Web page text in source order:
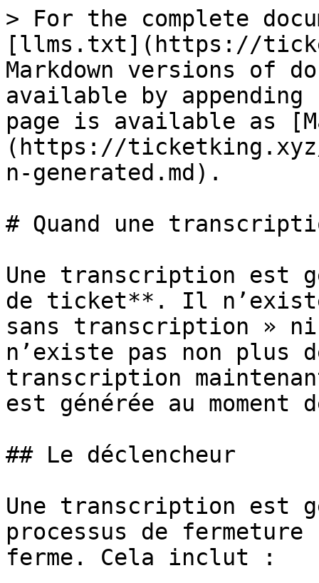
> For the complete
[llms.txt](https://
Markdown versions of
available by
page is available as
(https://
n-generated.md).
# Quand une
Une transcription est
de ticket**. Il
sans transcription »
n’existe pas non plus
transcription
est générée au
## Le déclencheur
Une transcription est
processus de
ferme. Cela inclut :